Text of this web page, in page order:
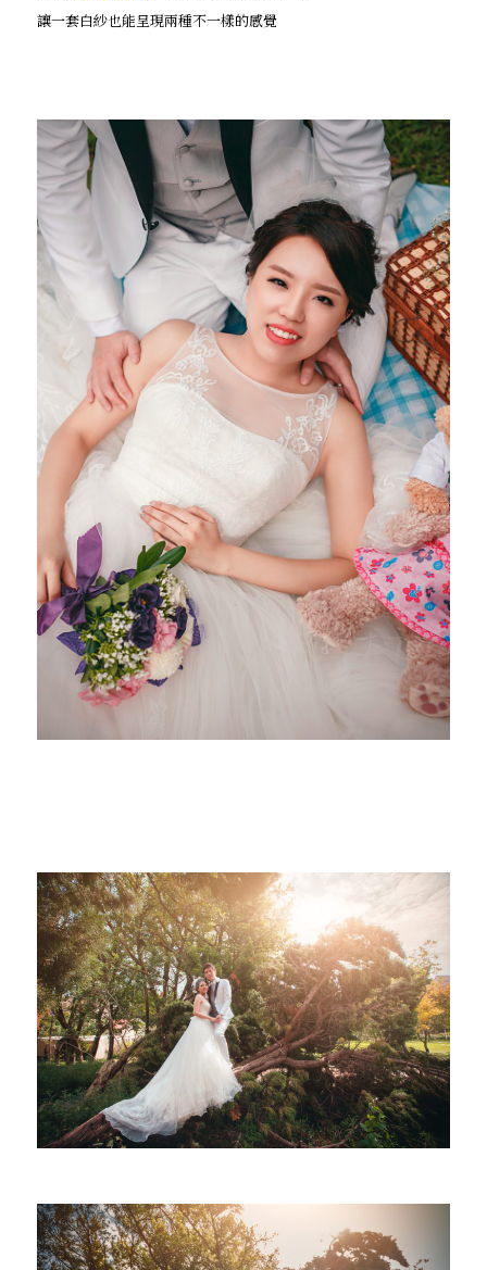
讓一套白紗也能呈現兩種不一樣的感覺